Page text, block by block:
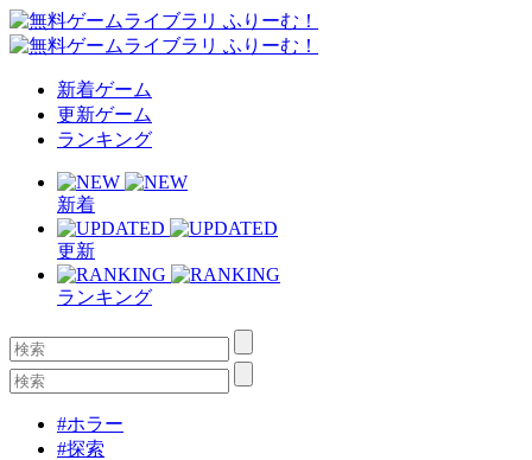
新着ゲーム
更新ゲーム
ランキング
新着
更新
ランキング
#ホラー
#探索